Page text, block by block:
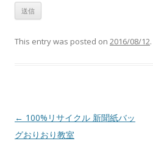
This entry was posted on 2016/08/12.
Post navigation
← 100%リサイクル 新聞紙バッ
グおりおり教室